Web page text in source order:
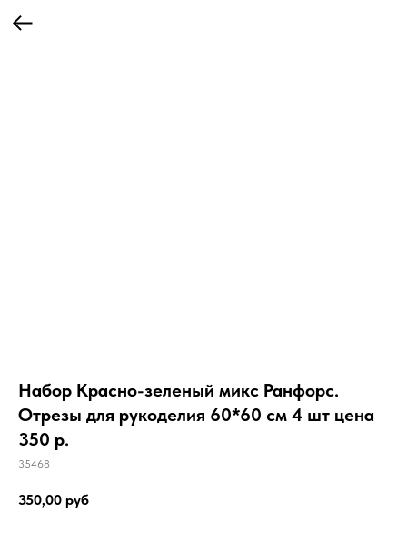
Набор Красно-зеленый микс Ранфорс.
Отрезы для рукоделия 60*60 см 4 шт цена
350 р.
35468
350,00 руб